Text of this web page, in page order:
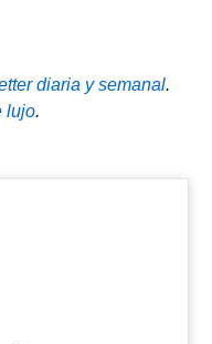
diaria y semanal.
lujo.